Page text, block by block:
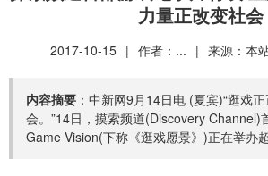
力量正改变社会
2017-10-15 | 作者：... | 来源：本
内容摘要 ：中新网9月14日电 (夏宾)“逛戏
会。”14日，摸索频道(Discovery Channel)
Game Vision(下称《逛戏愿景》)正在举办